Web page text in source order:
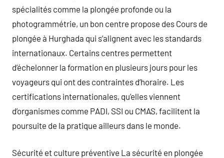
spécialités comme la plongée profonde ou la
photogrammétrie, un bon centre propose des Cours de
plongée à Hurghada qui s’alignent avec les standards
internationaux. Certains centres permettent
d’échelonner la formation en plusieurs jours pour les
voyageurs qui ont des contraintes d’horaire. Les
certifications internationales, qu’elles viennent
d’organismes comme PADI, SSI ou CMAS, facilitent la
poursuite de la pratique ailleurs dans le monde.
Sécurité et culture préventive La sécurité en plongée